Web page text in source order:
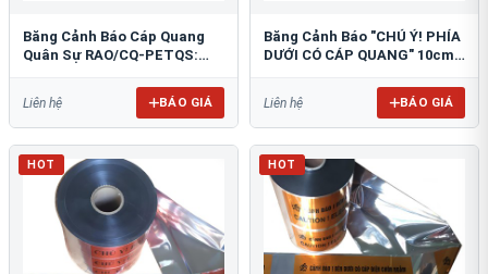
Băng Cảnh Báo Cáp Quang
Quân Sự RAO/CQ-PETQS:
Liên hệ BÁO GIÁ
Băng Cảnh Báo "CHÚ Ý! PHÍA
DƯỚI CÓ CÁP QUANG" 10cm:
Liên hệ BÁO GIÁ
HOT HOT